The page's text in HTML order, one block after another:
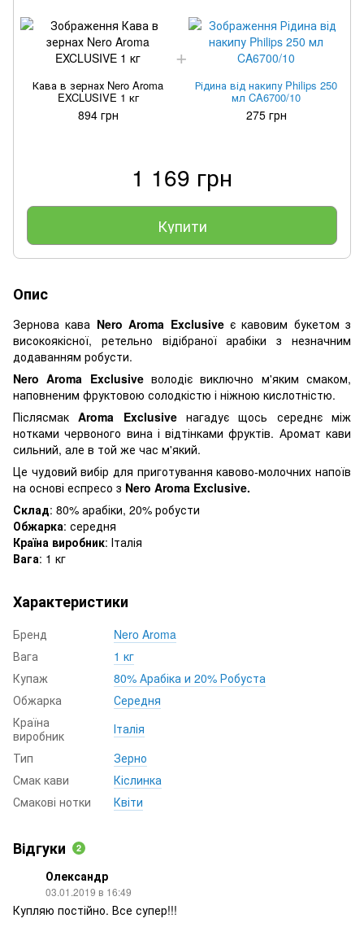
Кава в зернах Nero Aroma
EXCLUSIVE 1 кг
894 грн
Рідина від накипу Philips 250
мл CA6700/10
275 грн
1 169 грн
Купити
Опис
Зернова кава Nero Aroma Exclusiveє кавовим букетом з
високоякісної, ретельно відібраної арабіки з незначним
додаванням робусти.
Nero Aroma Exclusiveволодіє виключно м'яким смаком,
наповненим фруктовою солодкістю і ніжною кислотністю.
ПіслясмакAroma Exclusiveнагадує щось середнє між
нотками червоного вина і відтінками фруктів. Аромат кави
сильний, але в той же час м'який.
Це чудовий вибір для приготування кавово-молочних напоїв
на основі еспресо з Nero Aroma Exclusive.
Склад: 80% арабіки, 20% робусти
Обжарка: середня
Країна виробник: Італія
Вага: 1 кг
Характеристики
Бренд
Nero Aroma
Вага
1 кг
Купаж
80% Арабіка и 20% Робуста
Обжарка
Середня
Країна
виробник
Італія
Тип
Зерно
Смак кави
Кіслинка
Смакові нотки
Квіти
Відгуки 2
Олександр
03.01.2019 в 16:49
Купляю постійно. Все супер!!!